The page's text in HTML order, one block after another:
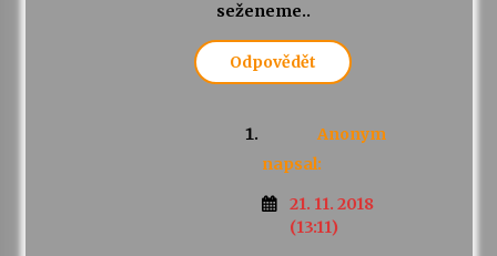
seženeme..
Odpovědět
Anonym
napsal:
21. 11. 2018
(13:11)